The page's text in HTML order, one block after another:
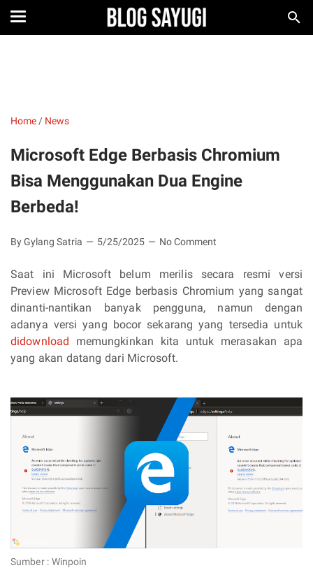
Home / News
Microsoft Edge Berbasis Chromium
Bisa Menggunakan Dua Engine
Berbeda!
By Gylang Satria 5/25/2025 No Comment
Saat ini Microsoft belum merilis secara resmi versi
Preview Microsoft Edge berbasis Chromium yang sangat
dinanti-nantikan banyak pengguna, namun dengan
adanya versi yang bocor sekarang yang tersedia untuk
didownload memungkinkan kita untuk merasakan apa
yang akan datang dari Microsoft.
Sumber : Winpoin